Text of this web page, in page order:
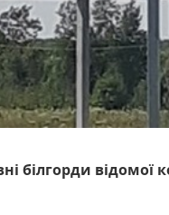
білгорди відомої